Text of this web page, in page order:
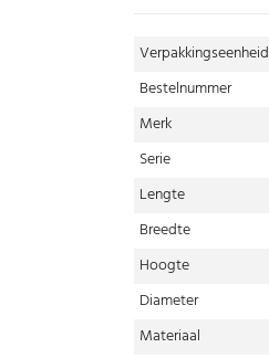
Verpakkingseenheid
Bestelnummer
Merk
Serie
Lengte
Breedte
Hoogte
Diameter
Materiaal